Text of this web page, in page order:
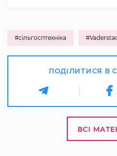
#сільгосптехніка
ПОДІЛИТИСЯ В
ВСІ